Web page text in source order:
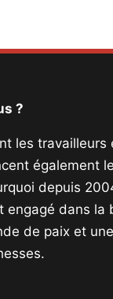
?
les
également
depuis
engagé dans la
de paix et